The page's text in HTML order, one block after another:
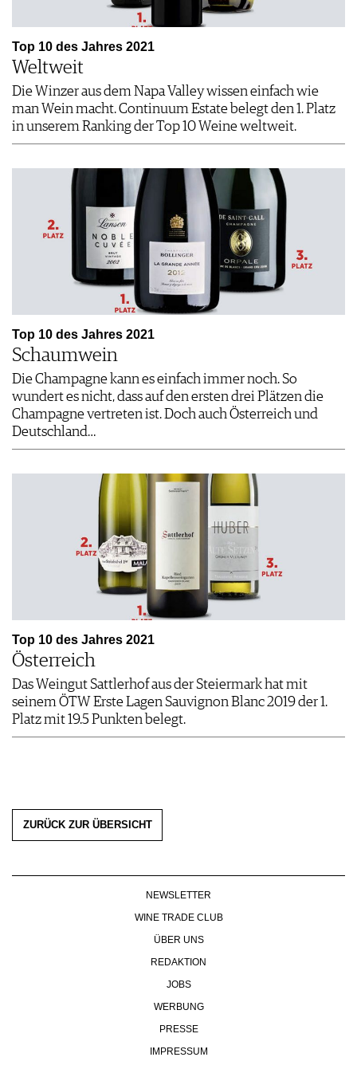
Top 10 des Jahres 2021
Weltweit
Die Winzer aus dem Napa Valley wissen einfach wie
man Wein macht. Continuum Estate belegt den 1. Platz
in unserem Ranking der Top 10 Weine weltweit.
Top 10 des Jahres 2021
Schaumwein
Die Champagne kann es einfach immer noch. So
wundert es nicht, dass auf den ersten drei Plätzen die
Champagne vertreten ist. Doch auch Österreich und
Deutschland…
Top 10 des Jahres 2021
Österreich
Das Weingut Sattlerhof aus der Steiermark hat mit
seinem ÖTW Erste Lagen Sauvignon Blanc 2019 der 1.
Platz mit 19.5 Punkten belegt.
ZURÜCK ZUR ÜBERSICHT
NEWSLETTER
WINE TRADE CLUB
ÜBER UNS
REDAKTION
JOBS
WERBUNG
PRESSE
IMPRESSUM